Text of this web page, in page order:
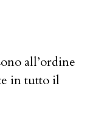
all’ordine
in tutto il